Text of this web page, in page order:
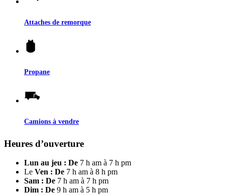
Attaches de remorque
Propane
Camions à vendre
Heures d’ouverture
Lun au jeu : De 7 h am à 7 h pm
Le Ven : De 7 h am à 8 h pm
Sam : De 7 h am à 7 h pm
Dim : De 9 h am à 5 h pm